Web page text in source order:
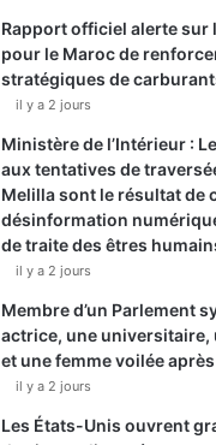
Rapport officiel alerte sur
pour le Maroc de
stratégiques de
il y a 2 jours
Ministère de l’Intérieur :
aux tentatives de
Melilla sont le résultat de
désinformation
de traite des êtres
il y a 2 jours
Membre d’un Parlement
actrice, une universitaire,
et une femme voilée après
il y a 2 jours
Les États-Unis ouvrent